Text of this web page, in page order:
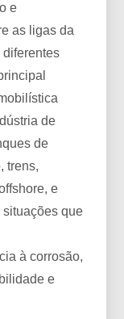
e
as ligas da
diferentes
de
de
trens,
e
situações que
à corrosão,
e